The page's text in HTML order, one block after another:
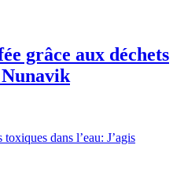
grâce aux déchets
dans l’eau: J’agis